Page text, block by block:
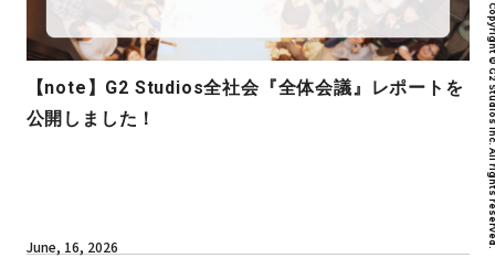
Copyright © G2
【note】G2 Studios全社会『全体会議』レポートを
公開しました！
June, 16, 2026